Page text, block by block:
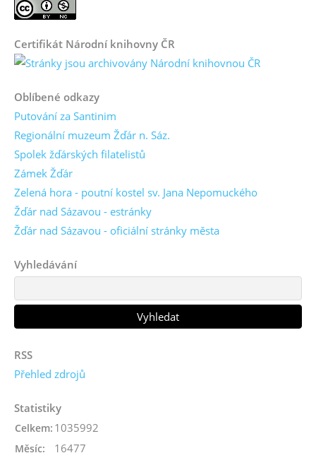
Certifikát Národní knihovny ČR
Oblíbené odkazy
Putování za Santinim
Regionální muzeum Žďár n. Sáz.
Spolek žďárských filatelistů
Zámek Žďár
Zelená hora - poutní kostel sv. Jana Nepomuckého
Žďár nad Sázavou - estránky
Žďár nad Sázavou - oficiální stránky města
Vyhledávání
RSS
Přehled zdrojů
Statistiky
Celkem: 1035992
Měsíc: 16477